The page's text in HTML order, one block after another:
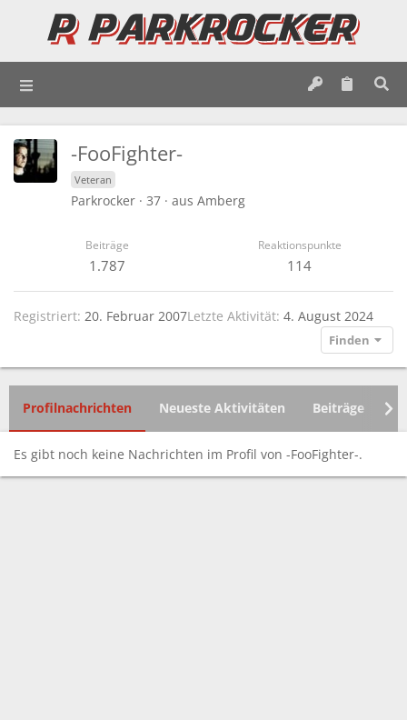
-FooFighter-
Veteran
Parkrocker · 37 · aus Amberg
Beiträge
1.787
Reaktionspunkte
114
Registriert 20. Februar 2007Letzte Aktivität 4. August 2024
Finden
Profilnachrichten Neueste Aktivitäten Beiträge
Es gibt noch keine Nachrichten im Profil von -FooFighter-.